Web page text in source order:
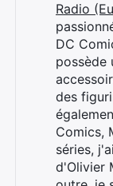
Radio
DC
possède
des
Comics,
séries,
d'Olivier